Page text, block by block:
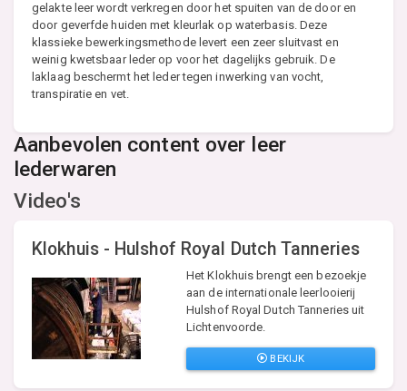
gelakte leer wordt verkregen door het spuiten van de door en
door geverfde huiden met kleurlak op waterbasis. Deze
klassieke bewerkingsmethode levert een zeer sluitvast en
weinig kwetsbaar leder op voor het dagelijks gebruik. De
laklaag beschermt het leder tegen inwerking van vocht,
transpiratie en vet.
Aanbevolen content over leer
lederwaren
Video's
Klokhuis - Hulshof Royal Dutch Tanneries
Het Klokhuis brengt een bezoekje
aan de internationale leerlooierij
Hulshof Royal Dutch Tanneries uit
Lichtenvoorde.
BEKIJK